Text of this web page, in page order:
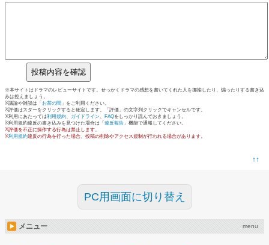
※本サイトはドラマのレビューサイトです。せっかくドラマの感想を書いてくれた人を揶揄したり、煽ったりする書き込
みは控えましょう。
※議論や雑談は「 お茶の間 」をご利用ください。
※評価はスターをクリックすると確定します。「評価」の文字列クリックでキャンセルです。
※利用にあたっては利用規約、 ガイドライン、 FAQをしっかり読んでおきましょう。
※利用規約違反の書き込みを見つけた場合は「 違反報告 」機能で通報してください。
※評価を不正に操作する行為は禁止します。
※利用規約違反の行為を行った場合、投稿の削除やアクセス規制が行われる場合があります。
↑↑
PC用画面に切り替え
メニュー menu